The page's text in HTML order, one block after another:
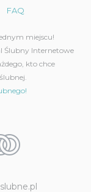
FAQ
miejscu!
Ślubny Internetowe
kto chce